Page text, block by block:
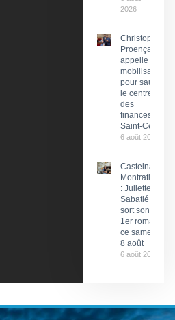
2026
Christophe
Proença
appelle à la
mobilisation
pour sauver
le centre
des
finances de
Saint-Céré
6 août 2026
Castelnau-
Montratier
: Juliette
Sabatié
sort son
1er roman
ce samedi
8 août
6 août 2026